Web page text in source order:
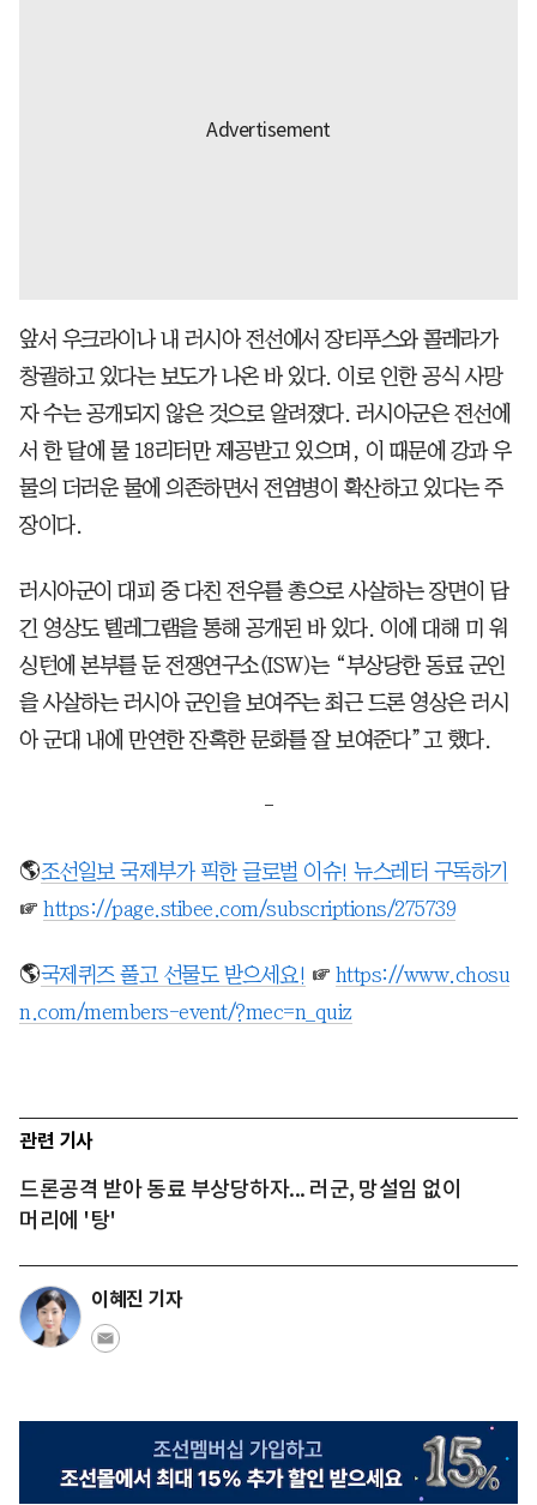
앞서 우크라이나 내 러시아 전선에서 장티푸스와 콜레라가
창궐하고 있다는 보도가 나온 바 있다. 이로 인한 공식 사망
자 수는 공개되지 않은 것으로 알려졌다. 러시아군은 전선에
서 한 달에 물 18리터만 제공받고 있으며, 이 때문에 강과 우
물의 더러운 물에 의존하면서 전염병이 확산하고 있다는 주
장이다.
러시아군이 대피 중 다친 전우를 총으로 사살하는 장면이 담
긴 영상도 텔레그램을 통해 공개된 바 있다. 이에 대해 미 워
싱턴에 본부를 둔 전쟁연구소(ISW)는 “부상당한 동료 군인
을 사살하는 러시아 군인을 보여주는 최근 드론 영상은 러시
아 군대 내에 만연한 잔혹한 문화를 잘 보여준다”고 했다.
-
🌎조선일보 국제부가 픽한 글로벌 이슈! 뉴스레터 구독하기
☞ https://page.stibee.com/subscriptions/275739
🌎국제퀴즈 풀고 선물도 받으세요! ☞ https://www.chosu
n.com/members-event/?mec=n_quiz
관련 기사
드론공격 받아 동료 부상당하자... 러군, 망설임 없이
머리에 '탕'
이혜진 기자